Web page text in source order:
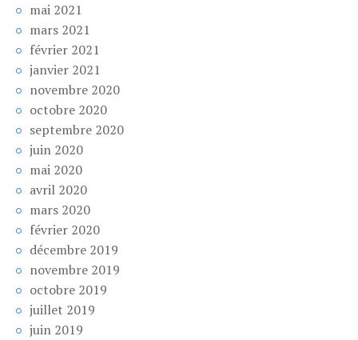
mai 2021
mars 2021
février 2021
janvier 2021
novembre 2020
octobre 2020
septembre 2020
juin 2020
mai 2020
avril 2020
mars 2020
février 2020
décembre 2019
novembre 2019
octobre 2019
juillet 2019
juin 2019